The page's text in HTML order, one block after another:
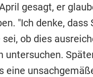
gesagt, er
"Ich denke, dass
ob dies
untersuchen.
eine